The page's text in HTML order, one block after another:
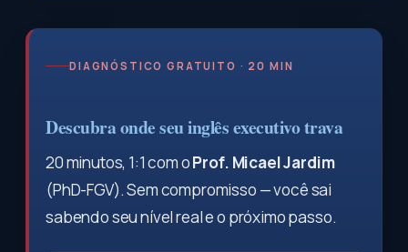
DIAGNÓSTICO GRATUITO · 20 MIN
Descubra onde seu inglês executivo trava
20 minutos, 1:1 com oProf. Micael Jardim
(PhD-FGV). Sem compromisso — você sai
sabendo seu nível real e o próximo passo.